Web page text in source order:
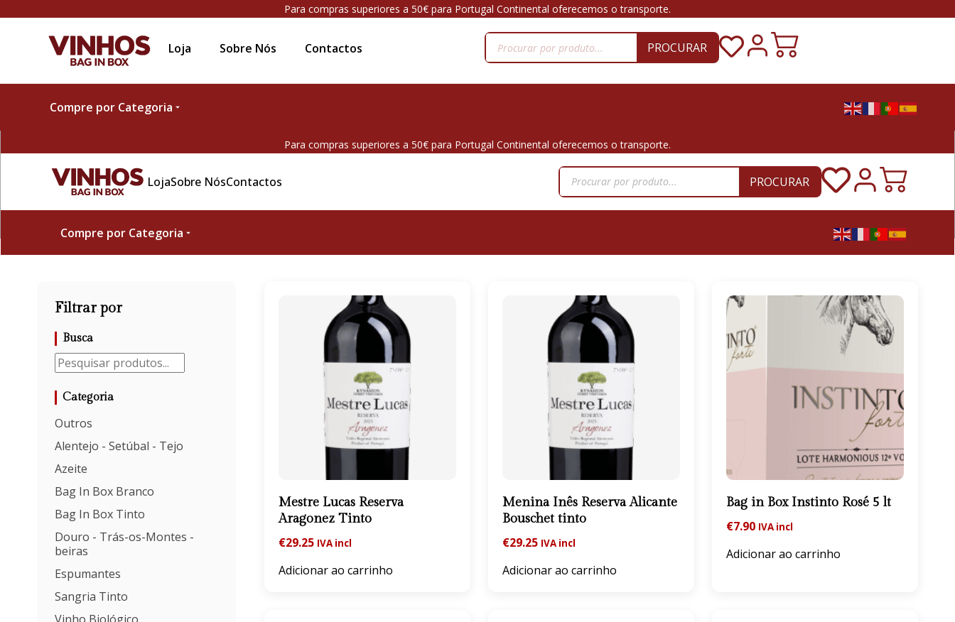
Para compras superiores a 50€ para Portugal Continental oferecemos o transporte.
Loja Sobre Nós Contactos PROCURAR
Compre por Categoria
Para compras superiores a 50€ para Portugal Continental oferecemos o transporte.
LojaSobre NósContactos PROCURAR
Compre por Categoria
Filtrar por
Busca
Categoria
Outros
Alentejo - Setúbal - Tejo
Azeite
Bag In Box Branco
Bag In Box Tinto
Douro - Trás-os-Montes -
beiras
Espumantes
Sangria Tinto
Mestre Lucas Reserva
Aragonez Tinto
€29.25 IVA incl
Adicionar ao carrinho
Menina Inês Reserva Alicante
Bouschet tinto
€29.25 IVA incl
Adicionar ao carrinho
Bag in Box Instinto Rosé 5 lt
€7.90 IVA incl
Adicionar ao carrinho